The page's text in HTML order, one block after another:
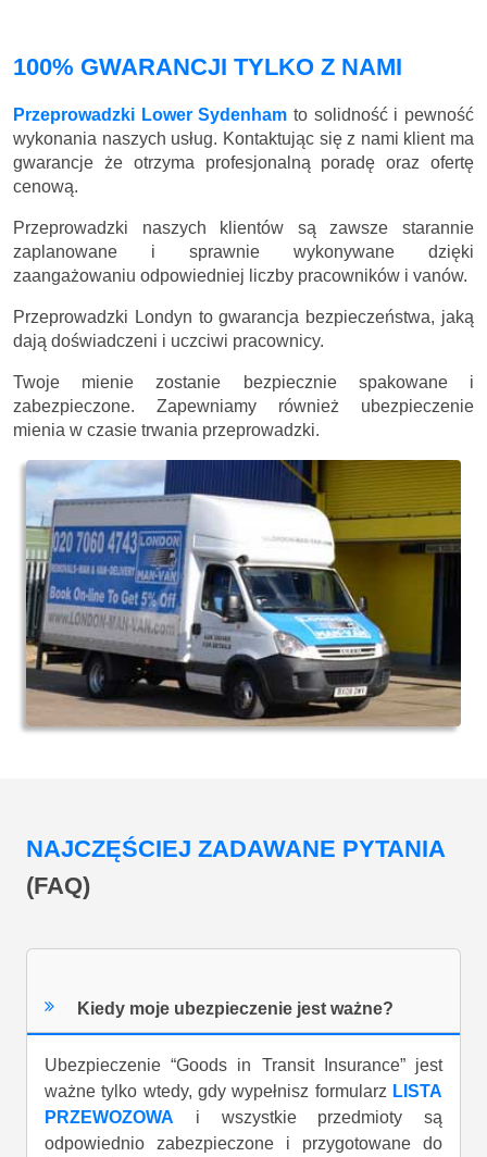
100% GWARANCJI TYLKO Z NAMI
Przeprowadzki Lower Sydenham to solidność i pewność
wykonania naszych usług. Kontaktując się z nami klient ma
gwarancje że otrzyma profesjonalną poradę oraz ofertę
cenową.
Przeprowadzki naszych klientów są zawsze starannie
zaplanowane i sprawnie wykonywane dzięki
zaangażowaniu odpowiedniej liczby pracowników i vanów.
Przeprowadzki Londyn to gwarancja bezpieczeństwa, jaką
dają doświadczeni i uczciwi pracownicy.
Twoje mienie zostanie bezpiecznie spakowane i
zabezpieczone. Zapewniamy również ubezpieczenie
mienia w czasie trwania przeprowadzki.
NAJCZĘŚCIEJ ZADAWANE PYTANIA
(FAQ)
Kiedy moje ubezpieczenie jest ważne?
Ubezpieczenie “Goods in Transit Insurance” jest
ważne tylko wtedy, gdy wypełnisz formularz LISTA
PRZEWOZOWA i wszystkie przedmioty są
odpowiednio zabezpieczone i przygotowane do